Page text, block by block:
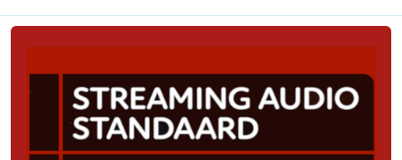
NMO Streaming Audio Standaard: online luistergedrag februari